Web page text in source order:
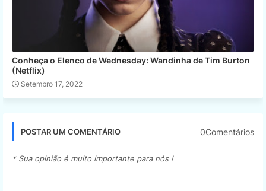
Conheça o Elenco de Wednesday: Wandinha de Tim Burton
(Netflix)
Setembro 17, 2022
POSTAR UM COMENTÁRIO 0Comentários
* Sua opinião é muito importante para nós !